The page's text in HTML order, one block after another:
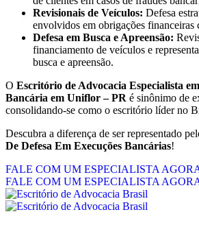
Revisionais de Veículos: Defesa
envolvidos em obrigações financeiras
Defesa em Busca e Apreensão:
financiamento de veículos e
busca e apreensão.
O Escritório de Advocacia Especialista
Bancária em Uniflor – PR é sinônimo de
consolidando-se como o escritório líder no
Descubra a diferença de ser representado
De Defesa Em Execuções Bancárias!
FALE COM UM ESPECIALISTA
FALE COM UM ESPECIALISTA